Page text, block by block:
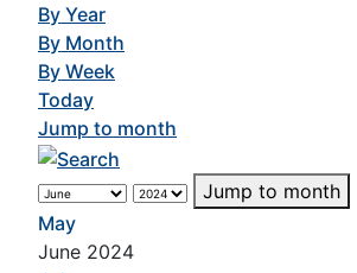
By Year
By Month
By Week
Today
Jump to month
Jump to month
May
June 2024